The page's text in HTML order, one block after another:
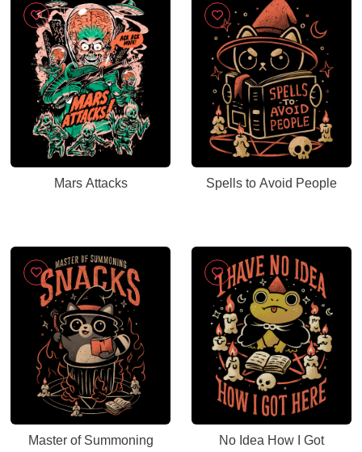
Mars Attacks Spells to Avoid People
Master of Summoning
No Idea How I Got